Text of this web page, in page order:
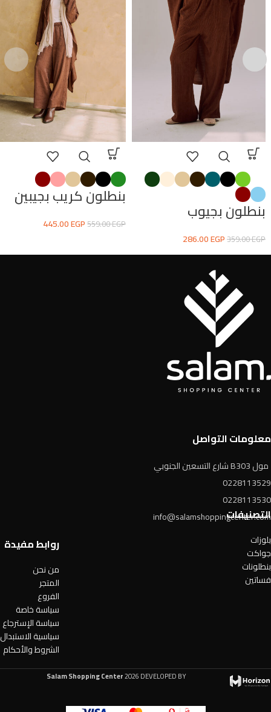
بنطلون كريب بجيبين
559.00EGP
445.00EGP بنطلون بجيوب
359.00EGP
286.00EGP
معلومات التواصل
مول B303 شارع التسعين الجنوبي
0228113529
0228113530
info@salamshoppingcenter.com
روابط مفيدة
من نحن
المتجر
الفروع
سياسة خاصة
سياسة الإسترجاع
سياسية الاستبدال
الشروط والأحكام
التصنيفات
بلوزات
جواكت
بنطلونات
فساتين
Salam Shopping Center2026 DEVELOPED BY